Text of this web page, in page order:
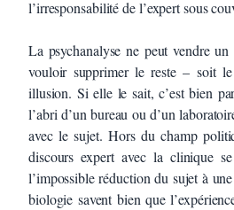
l’irresponsabilité de l’expert sous
La psychanalyse ne peut vendre
vouloir supprimer le reste – soit
illusion. Si elle le sait, c’est bien
l’abri d’un bureau ou d’un
avec le sujet. Hors du champ
discours expert avec la clinique
l’impossible réduction du sujet à
biologie savent bien que